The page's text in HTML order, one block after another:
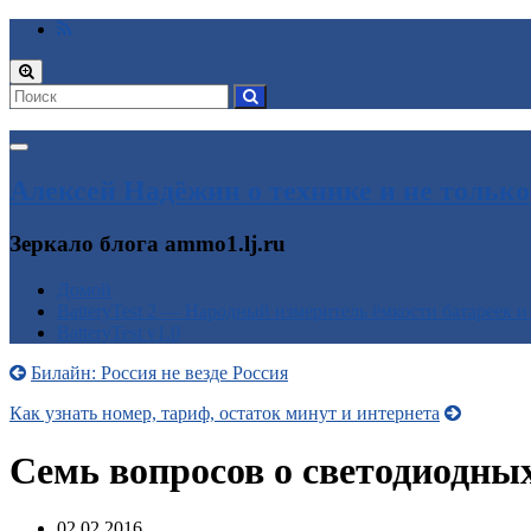
Вкл/
выкл
формы
Вкл/
навигации
Алексей Надёжин о технике и не только
Зеркало блога ammo1.lj.ru
Билайн: Россия не везде Россия
Как узнать номер, тариф, остаток минут и интернета
Семь вопросов о